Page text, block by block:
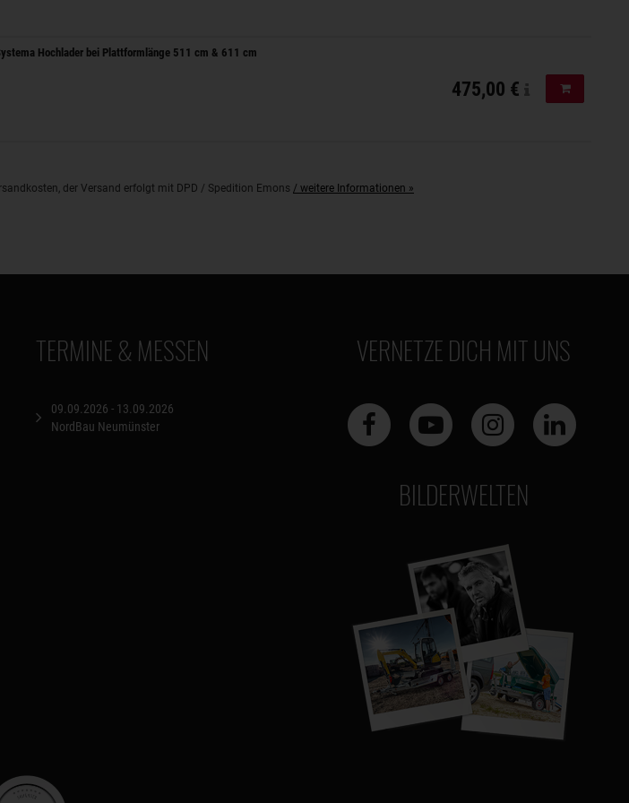
Hochlader bei Plattformlänge 511 cm & 611 cm
475,00 €
der Versand erfolgt mit DPD / Spedition Emons / weitere Informationen »
TERMINE & MESSEN
09.09.2026 - 13.09.2026
NordBau Neumünster
VERNETZE DICH MIT UNS
BILDERWELTEN